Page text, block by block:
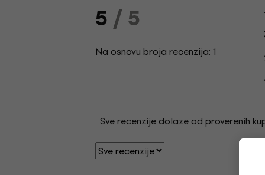
5/ 5
Na osnovu broja recenzija: 1
Sve recenzije dolaze od proverenih